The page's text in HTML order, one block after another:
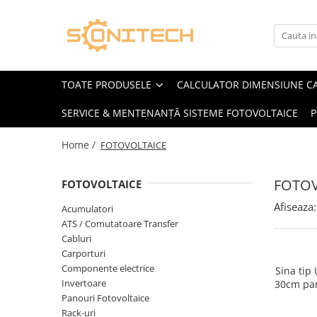
Toate Produsele
ATS / Comutatoare Transfer
Panouri Fotovoltaice
Sisteme de montaj
Sisteme de prindere
Sisteme Fotovoltaice Complete cu
TOATE PRODUSELE CALCULATOR DIMENSIUNE
SERVICE & MENTENANȚĂ SISTEME FOTOVOLTAICE
Home / FOTOVOLTAICE
FOTOVOLTAICE
Acumulatori
ATS / Comutatoare Transfer
Cabluri
Carporturi
Componente electrice
Invertoare
Panouri Fotovoltaice
Rack-uri
Afiseaza:
Sina tip
30cm